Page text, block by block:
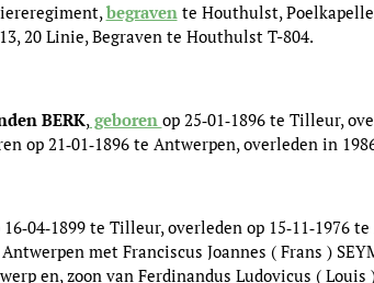
begravente Houthulst,
20 Linie, Begraven te Houthulst T-804.
BERK,geboren op 25‑01‑1896 te Tilleur,
op 21‑01‑1896 te Antwerpen, overleden in
16‑04‑1899 te Tilleur, overleden op 15‑11‑1976
met Franciscus Joannes ( Frans )
en, zoon van Ferdinandus Ludovicus ( Louis